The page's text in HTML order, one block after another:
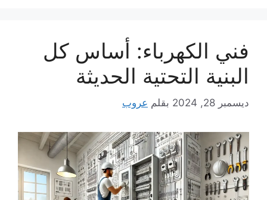
فني الكهرباء: أساس كل
البنية التحتية الحديثة
ديسمبر 28, 2024 بقلم عروب